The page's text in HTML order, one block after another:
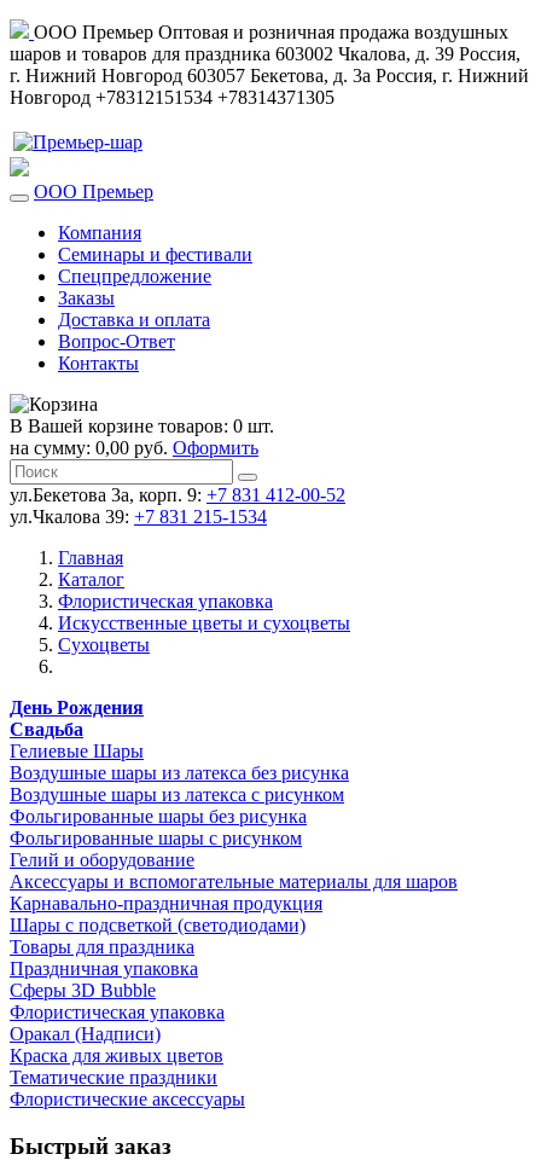
ООО Премьер Оптовая и розничная продажа воздушных
шаров и товаров для праздника 603002 Чкалова, д. 39 Россия,
г. Нижний Новгород 603057 Бекетова, д. 3а Россия, г. Нижний
Новгород +78312151534 +78314371305
ООО Премьер
Компания
Семинары и фестивали
Спецпредложение
Заказы
Доставка и оплата
Вопрос-Ответ
Контакты
В Вашей корзине товаров: 0 шт.
на сумму: 0,00 руб. Оформить
ул.Бекетова 3а, корп. 9: +7 831 412-00-52
ул.Чкалова 39: +7 831 215-1534
Главная
Каталог
Флористическая упаковка
Искусственные цветы и сухоцветы
Сухоцветы
День Рождения
Свадьба
Гелиевые Шары
Воздушные шары из латекса без рисунка
Воздушные шары из латекса с рисунком
Фольгированные шары без рисунка
Фольгированные шары с рисунком
Гелий и оборудование
Аксессуары и вспомогательные материалы для шаров
Карнавально-праздничная продукция
Шары с подсветкой (светодиодами)
Товары для праздника
Праздничная упаковка
Сферы 3D Bubble
Флористическая упаковка
Оракал (Надписи)
Краска для живых цветов
Тематические праздники
Флористические аксессуары
Быстрый заказ